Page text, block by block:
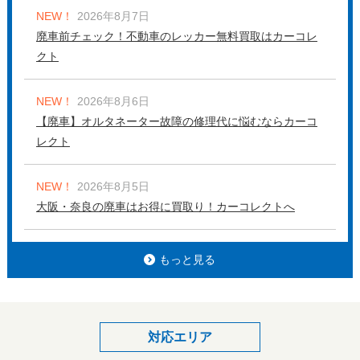
NEW！
2026年8月7日
廃車前チェック！不動車のレッカー無料買取はカーコレ
クト
NEW！
2026年8月6日
【廃車】オルタネーター故障の修理代に悩むならカーコ
レクト
NEW！
2026年8月5日
大阪・奈良の廃車はお得に買取り！カーコレクトへ
もっと見る
対応エリア